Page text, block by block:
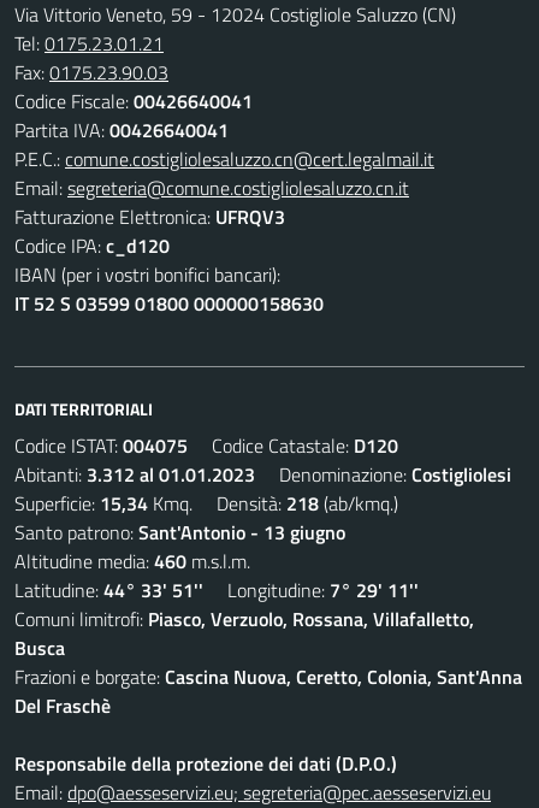
Via Vittorio Veneto, 59 - 12024 Costigliole Saluzzo (CN)
Tel:0175.23.01.21
Fax:0175.23.90.03
Codice Fiscale:00426640041
Partita IVA:00426640041
P.E.C.:comune.costigliolesaluzzo.cn@cert.legalmail.it
Email:segreteria@comune.costigliolesaluzzo.cn.it
Fatturazione Elettronica: UFRQV3
Codice IPA:c_d120
IBAN (per i vostri bonifici bancari):
IT 52 S 03599 01800 000000158630
DATI TERRITORIALI
Codice ISTAT:004075 Codice Catastale: D120
Abitanti: 3.312 al 01.01.2023 Denominazione:Costigliolesi
Superficie: 15,34 Kmq. Densità: 218(ab/kmq.)
Santo patrono:Sant'Antonio - 13 giugno
Altitudine media:460 m.s.l.m.
Latitudine:44° 33' 51'' Longitudine: 7° 29' 11''
Comuni limitrofi: Piasco, Verzuolo, Rossana, Villafalletto,
Busca
Frazioni e borgate:Cascina Nuova, Ceretto, Colonia, Sant'Anna
Del Fraschè
Responsabile della protezione dei dati (D.P.O.)
Email:dpo@aesseservizi.eu; segreteria@pec.aesseservizi.eu